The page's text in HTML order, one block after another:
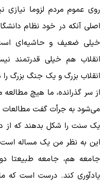
روی عموم مردم لزوما نیازی
اصلی آنکه در خود نظام
خیلی ضعیف و حاشیه‌ای
انقلاب هم خیلی قدرتمند
انقلاب بزرگ و یک جنگ بزرگ
از سر گذرانده، ما هیچ مطالعه
می‌شود به جرأت گفت مطالعات
یک سنت را شکل بدهند که از
این به نظر من یک مساله
جامعه هم، جامعه طبیعتا
یادآوری کند. درست است که